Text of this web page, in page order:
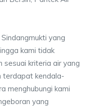
yang
kami tidak
sesuai kriteria air yang
terdapat kendala-
menghubungi kami
yang